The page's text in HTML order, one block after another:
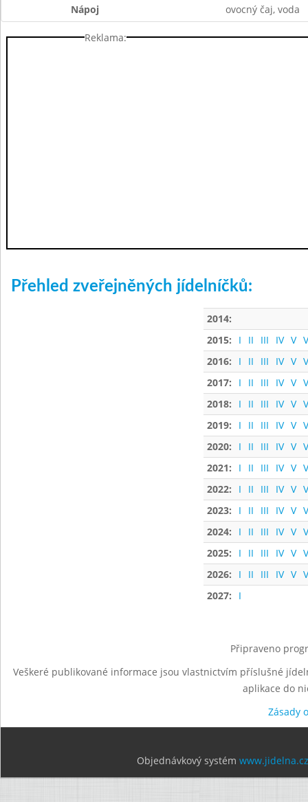
Nápoj
ovocný čaj, voda
Reklama:
Přehled zveřejněných jídelníčků:
2014:
2015:
I II III IV V
2016:
I II III IV V
2017:
I II III IV V
2018:
I II III IV V
2019:
I II III IV V
2020:
I II III IV V
2021:
I II III IV V
2022:
I II III IV V
2023:
I II III IV V
2024:
I II III IV V
2025:
I II III IV V
2026:
I II III IV V
2027:
I
Připraveno
Veškeré publikované informace jsou vlastnictvím příslušné
aplikace do
Zásady
Objednávkový systém www.jidelna.cz